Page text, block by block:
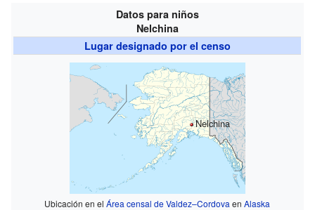
Datos para niños
Nelchina
Lugar designado por el censo
Nelchina
Ubicación en elÁrea censal de Valdez–Cordova enAlaska